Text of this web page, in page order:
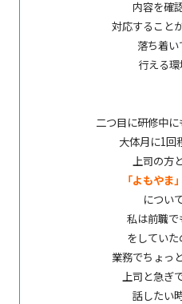
内容を確
対応すること
落ち着
行える環
二つ目に研修中に
大体月に1回
上司の方
「よもやま」
につい
私は前職
をしていた
業務でちょっ
上司と急ぎ
話したい